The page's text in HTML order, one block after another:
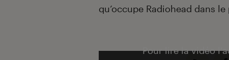
qu’occupe Radiohead dans
Pour lire la vidéo